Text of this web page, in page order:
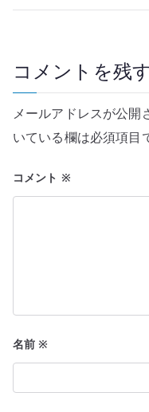
ナ
ゲ
ー
シ
ョ
コメントを残
メールアドレスが公開
いている欄は必須項目
コメント ※
名前※